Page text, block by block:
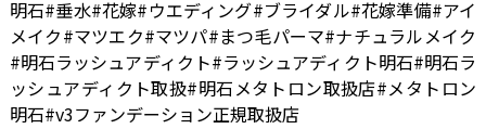
明石#垂水#花嫁#ウエディング#ブライダル#花嫁準備#アイ
メイク#マツエク#マツパ#まつ毛パーマ#ナチュラルメイク
#明石ラッシュアディクト#ラッシュアディクト明石#明石ラ
ッシュアディクト取扱#明石メタトロン取扱店#メタトロン
明石#v3ファンデーション正規取扱店